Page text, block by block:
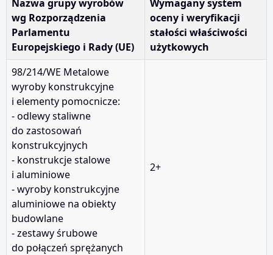
Nazwa grupy wyrobów
wg Rozporządzenia
Parlamentu
Europejskiego i Rady (UE)
Wymagany system
oceny i weryfikacji
stałości właściwości
użytkowych
98/214/WE Metalowe
wyroby konstrukcyjne
i elementy pomocnicze:
- odlewy staliwne
do zastosowań
konstrukcyjnych
- konstrukcje stalowe
i aluminiowe
- wyroby konstrukcyjne
aluminiowe na obiekty
budowlane
- zestawy śrubowe
do połączeń sprężanych
2+